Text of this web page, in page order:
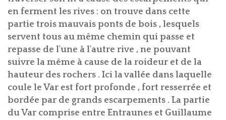
en ferment les rives : on trouve dans cette
partie trois mauvais ponts de bois , lesquels
servent tous au même chemin qui passe et
repasse de l'une à l'autre rive , ne pouvant
suivre la même à cause de la roideur et de la
hauteur des rochers . Ici la vallée dans laquelle
coule le Var est fort profonde , fort resserrée et
bordée par de grands escarpements . La partie
du Var comprise entre Entraunes et Guillaume